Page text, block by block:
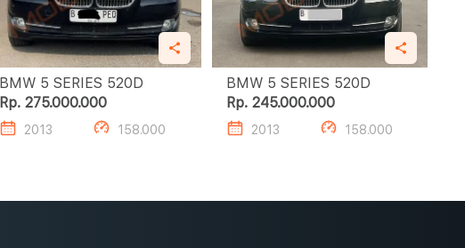
BMW 5 SERIES 520D
Rp. 275.000.000
2013 158.000
BMW 5 SERIES 520D
Rp. 245.000.000
2013 158.000